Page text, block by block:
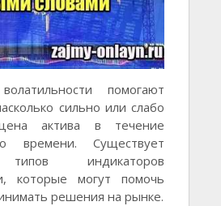
помогают
сильно или слабо
актива в течение
времени. Существует
типов индикаторов
которые могут помочь
решения на рынке.